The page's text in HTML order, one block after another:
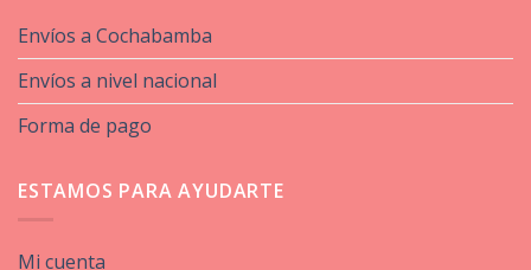
Envíos a Cochabamba
Envíos a nivel nacional
Forma de pago
ESTAMOS PARA AYUDARTE
Mi cuenta